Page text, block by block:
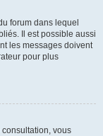
forum dans lequel
Il est possible aussi
les messages doivent
pour plus
vous